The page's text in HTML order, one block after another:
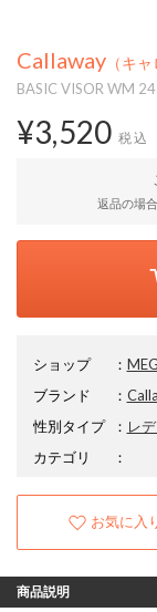
Callaway （キ
BASIC VISOR WM
¥3,520 税込
返品の場
ショップ ：
ブランド
：
性別タイプ
： レ
カテゴリ
：
お気に入
商品説明